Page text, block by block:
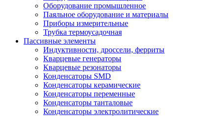
Оборудование промышленное
Паяльное оборудование и материалы
Приборы измерительные
Трубка термоусадочная
Пассивные элементы
Индуктивности, дроссели, ферриты
Кварцевые генераторы
Кварцевые резонаторы
Конденсаторы SMD
Конденсаторы керамические
Конденсаторы переменные
Конденсаторы танталовые
Конденсаторы электролитические